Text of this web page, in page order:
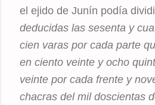
el ejido de Junín podía
deducidas las sesenta y
cien varas por cada parte
en ciento veinte y ocho
veinte por cada frente y
chacras del mil doscientas